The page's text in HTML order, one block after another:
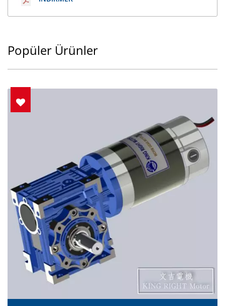
Popüler Ürünler